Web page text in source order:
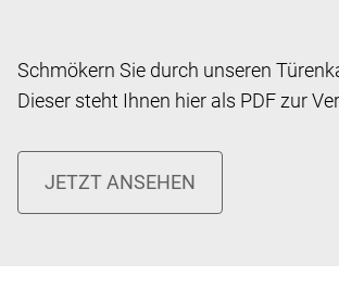
Schmökern Sie durch unseren
Dieser steht Ihnen hier als PDF zur